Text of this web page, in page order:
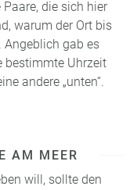
die sich hier
warum der Ort bis
Angeblich gab es
bestimmte Uhrzeit
andere „unten“.
AM MEER
will, sollte den